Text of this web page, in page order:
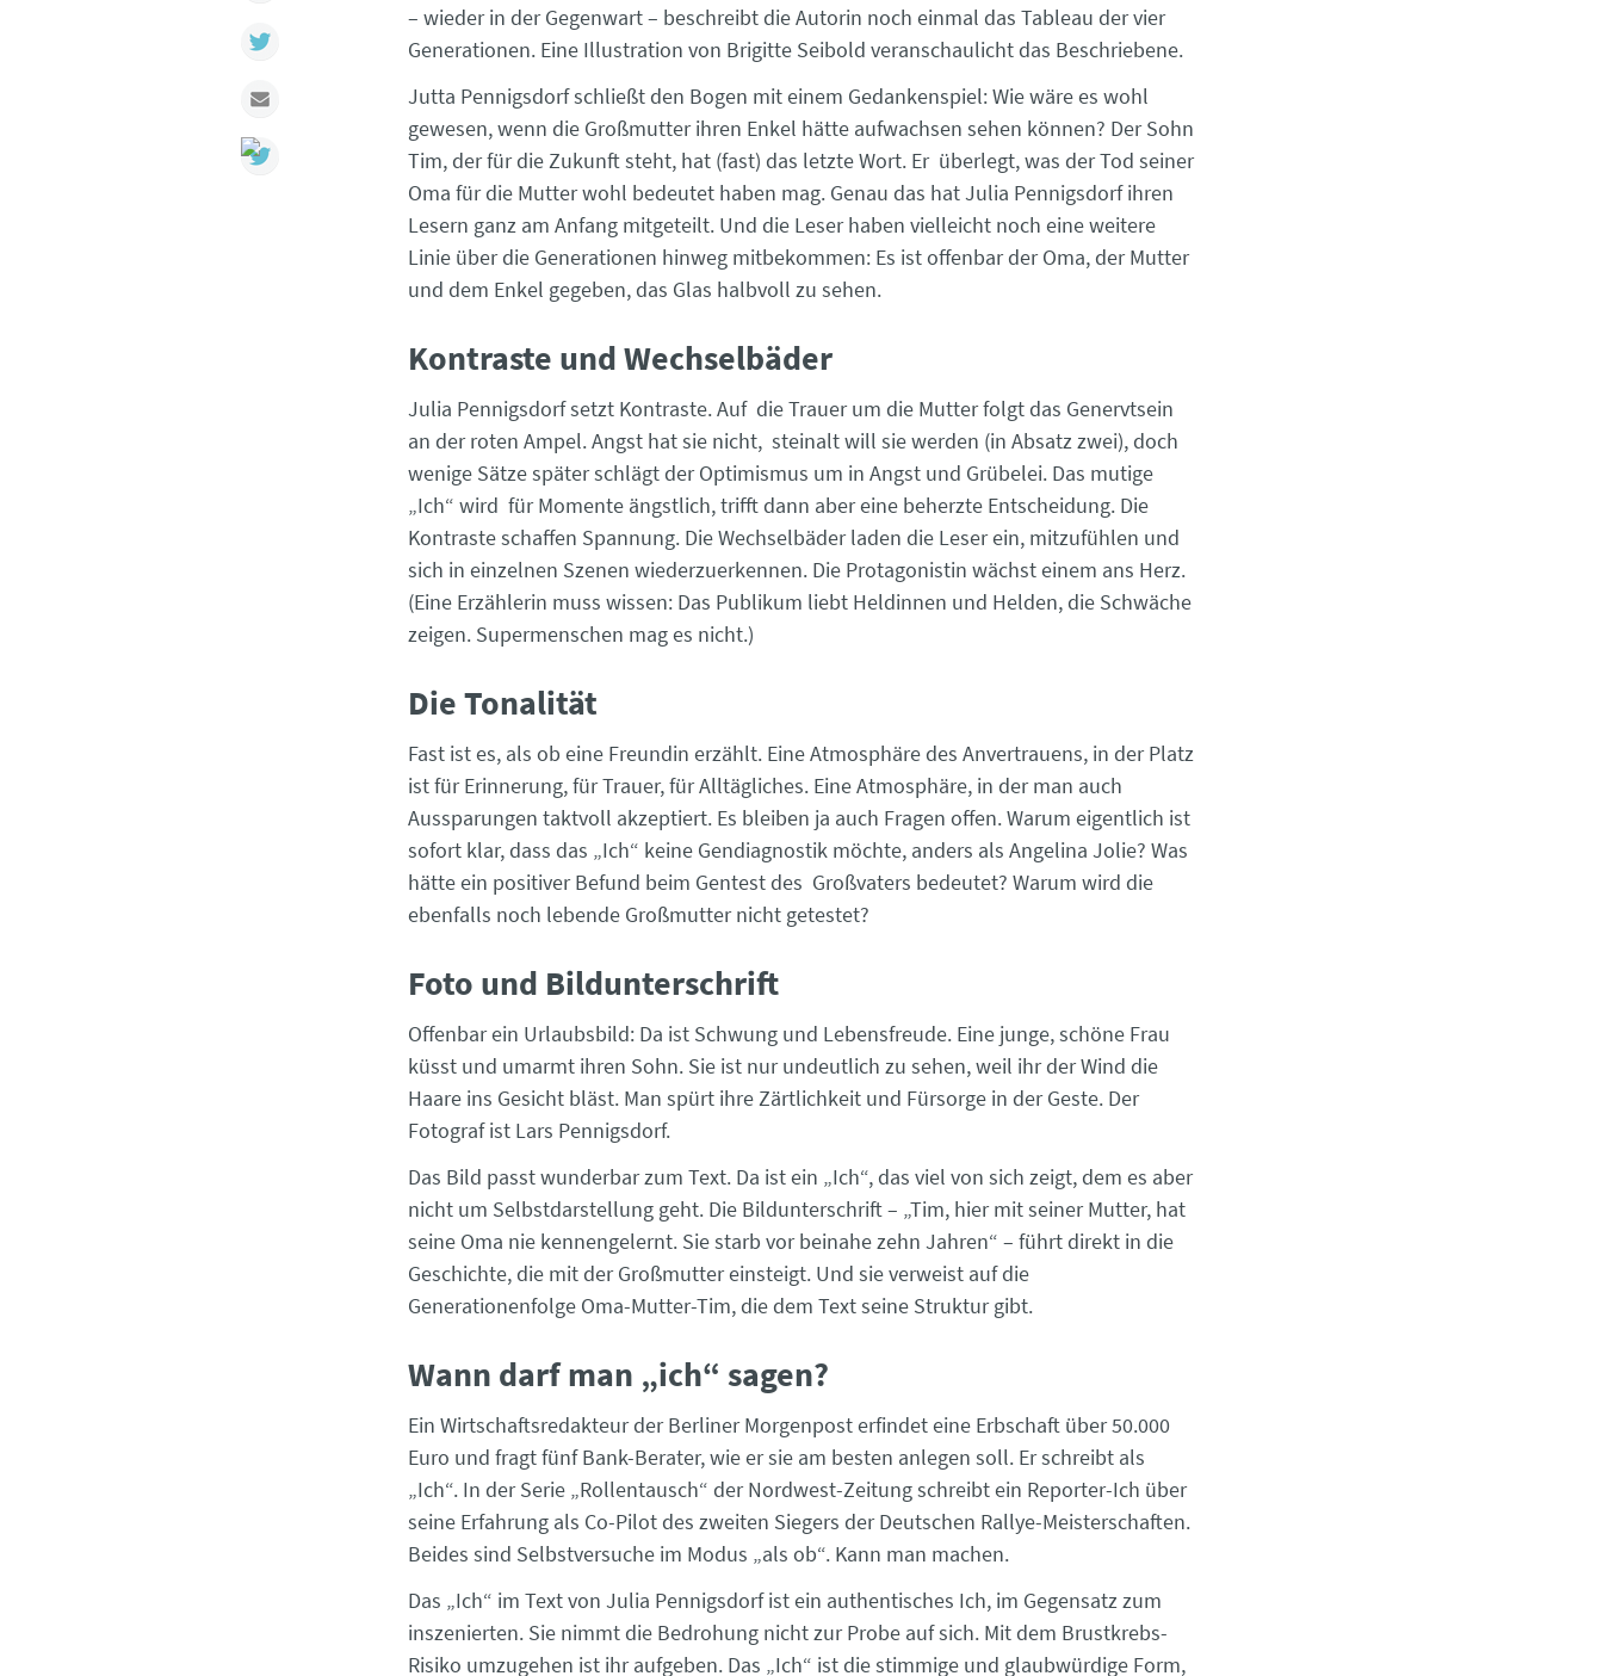
– wieder in der Gegenwart – beschreibt die Autorin noch einmal das Tableau der vier
Generationen. Eine Illustration von Brigitte Seibold veranschaulicht das Beschriebene.
Jutta Pennigsdorf schließt den Bogen mit einem Gedankenspiel: Wie wäre es wohl
gewesen, wenn die Großmutter ihren Enkel hätte aufwachsen sehen können? Der Sohn
Tim, der für die Zukunft steht, hat (fast) das letzte Wort. Er überlegt, was der Tod seiner
Oma für die Mutter wohl bedeutet haben mag. Genau das hat Julia Pennigsdorf ihren
Lesern ganz am Anfang mitgeteilt. Und die Leser haben vielleicht noch eine weitere
Linie über die Generationen hinweg mitbekommen: Es ist offenbar der Oma, der Mutter
und dem Enkel gegeben, das Glas halbvoll zu sehen.
Kontraste und Wechselbäder
Julia Pennigsdorf setzt Kontraste. Auf die Trauer um die Mutter folgt das Genervtsein
an der roten Ampel. Angst hat sie nicht, steinalt will sie werden (in Absatz zwei), doch
wenige Sätze später schlägt der Optimismus um in Angst und Grübelei. Das mutige
„Ich“ wird für Momente ängstlich, trifft dann aber eine beherzte Entscheidung. Die
Kontraste schaffen Spannung. Die Wechselbäder laden die Leser ein, mitzufühlen und
sich in einzelnen Szenen wiederzuerkennen. Die Protagonistin wächst einem ans Herz.
(Eine Erzählerin muss wissen: Das Publikum liebt Heldinnen und Helden, die Schwäche
zeigen. Supermenschen mag es nicht.)
Die Tonalität
Fast ist es, als ob eine Freundin erzählt. Eine Atmosphäre des Anvertrauens, in der Platz
ist für Erinnerung, für Trauer, für Alltägliches. Eine Atmosphäre, in der man auch
Aussparungen taktvoll akzeptiert. Es bleiben ja auch Fragen offen. Warum eigentlich ist
sofort klar, dass das „Ich“ keine Gendiagnostik möchte, anders als Angelina Jolie? Was
hätte ein positiver Befund beim Gentest des Großvaters bedeutet? Warum wird die
ebenfalls noch lebende Großmutter nicht getestet?
Foto und Bildunterschrift
Offenbar ein Urlaubsbild: Da ist Schwung und Lebensfreude. Eine junge, schöne Frau
küsst und umarmt ihren Sohn. Sie ist nur undeutlich zu sehen, weil ihr der Wind die
Haare ins Gesicht bläst. Man spürt ihre Zärtlichkeit und Fürsorge in der Geste. Der
Fotograf ist Lars Pennigsdorf.
Das Bild passt wunderbar zum Text. Da ist ein „Ich“, das viel von sich zeigt, dem es aber
nicht um Selbstdarstellung geht. Die Bildunterschrift – „Tim, hier mit seiner Mutter, hat
seine Oma nie kennengelernt. Sie starb vor beinahe zehn Jahren“ – führt direkt in die
Geschichte, die mit der Großmutter einsteigt. Und sie verweist auf die
Generationenfolge Oma-Mutter-Tim, die dem Text seine Struktur gibt.
Wann darf man „ich“ sagen?
Ein Wirtschaftsredakteur der Berliner Morgenpost erfindet eine Erbschaft über 50.000
Euro und fragt fünf Bank-Berater, wie er sie am besten anlegen soll. Er schreibt als
„Ich“. In der Serie „Rollentausch“ der Nordwest-Zeitung schreibt ein Reporter-Ich über
seine Erfahrung als Co-Pilot des zweiten Siegers der Deutschen Rallye-Meisterschaften.
Beides sind Selbstversuche im Modus „als ob“. Kann man machen.
Das „Ich“ im Text von Julia Pennigsdorf ist ein authentisches Ich, im Gegensatz zum
inszenierten. Sie nimmt die Bedrohung nicht zur Probe auf sich. Mit dem Brustkrebs-
Risiko umzugehen ist ihr aufgeben. Das „Ich“ ist die stimmige und glaubwürdige Form,